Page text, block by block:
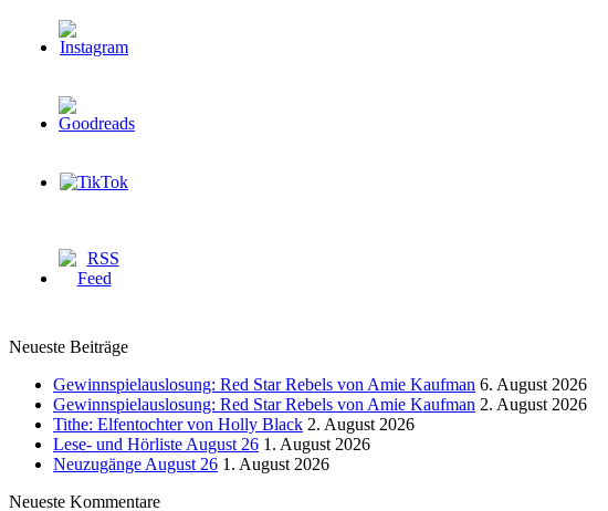
Neueste Beiträge
Gewinnspielauslosung: Red Star Rebels von Amie Kaufman 6. August 2026
Gewinnspielauslosung: Red Star Rebels von Amie Kaufman 2. August 2026
Tithe: Elfentochter von Holly Black 2. August 2026
Lese- und Hörliste August 26 1. August 2026
Neuzugänge August 26 1. August 2026
Neueste Kommentare